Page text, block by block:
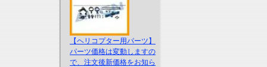
【ヘリコプター用パーツ】
パーツ価格は変動しますの
で、注文後新価格をお知ら